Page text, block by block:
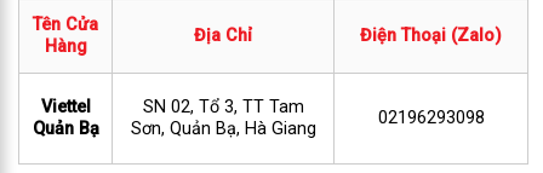
Tên Cửa
Hàng
Địa Chỉ Điện Thoại (Zalo)
Viettel
Quản Bạ
SN 02, Tổ 3, TT Tam
Sơn, Quản Bạ, Hà Giang
02196293098